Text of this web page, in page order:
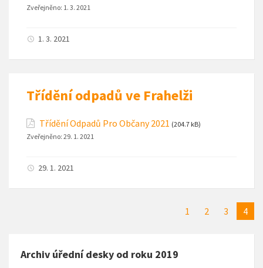
Zveřejněno: 1. 3. 2021
1. 3. 2021
Třídění odpadů ve Frahelži
Třídění Odpadů Pro Občany 2021 (204.7 kB)
Zveřejněno: 29. 1. 2021
29. 1. 2021
1 2 3 4
Archiv úřední desky od roku 2019